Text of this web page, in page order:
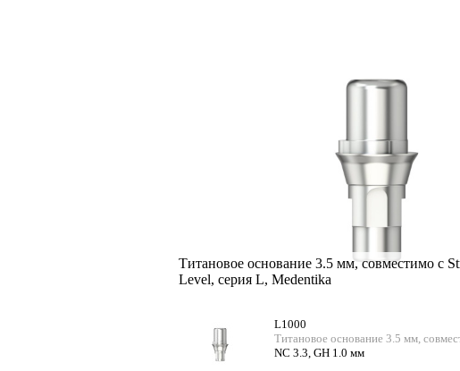
Титановое основание 3.5 мм, совместимо с
Level, серия L, Medentika
L1000
Титановое основание 3.5 мм,
NC 3.3, GH 1.0 мм